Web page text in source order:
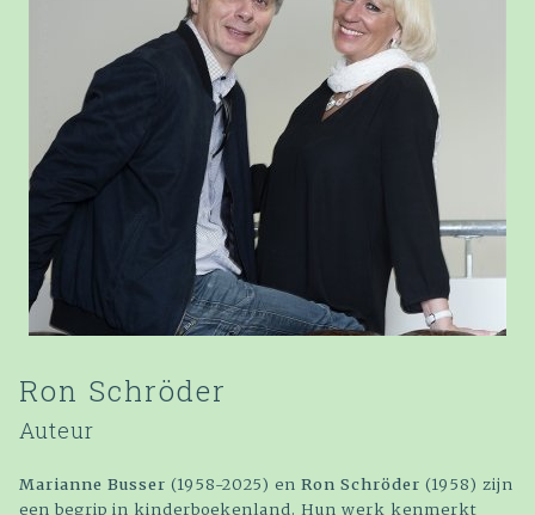
Ron Schröder
Auteur
Marianne Busser (1958-2025) en Ron Schröder (1958) zijn
een begrip in kinderboekenland. Hun werk kenmerkt